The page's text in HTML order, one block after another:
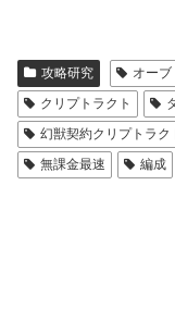
攻略研究 オーブ
クリプトラクト
幻獣契約クリプトラク
無課金最速
編成